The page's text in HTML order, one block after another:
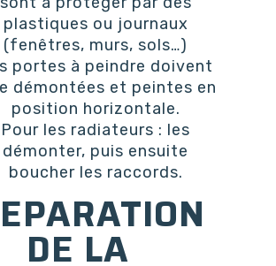
plastiques ou journaux
(fenêtres, murs, sols…)
portes à peindre doivent
démontées et peintes en
position horizontale.
Pour les radiateurs : les
démonter, puis ensuite
boucher les raccords.
DE LA